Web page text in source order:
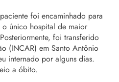
foi encaminhado para
o único hospital de maior
foi transferido
(INCAR) em Santo Antônio
internado por alguns dias.
a óbito.